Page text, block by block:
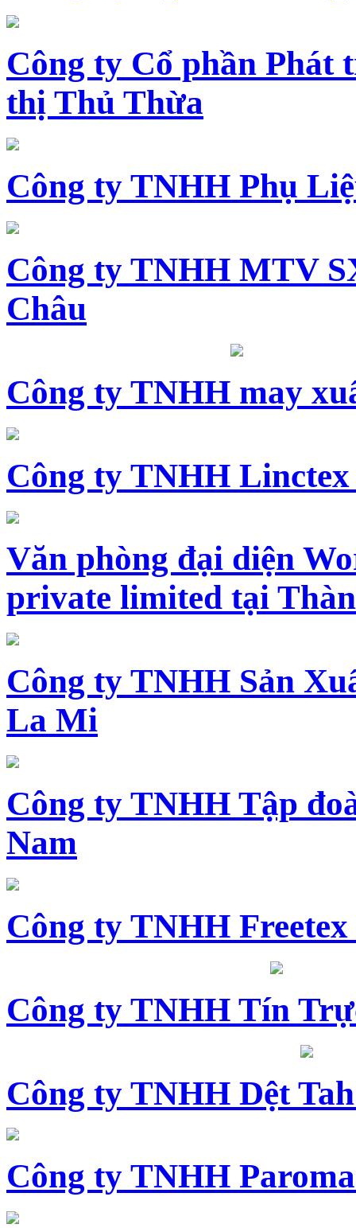
Công ty Cổ phần Phát
thị Thủ Thừa
Công ty TNHH Phụ
Công ty TNHH MTV
Châu
Công ty TNHH may
Công ty TNHH Linctex
Văn phòng đại diện
private limited tại
Công ty TNHH Sản
La Mi
Công ty TNHH Tập
Nam
Công ty TNHH
Công ty TNHH Tín
Công ty TNHH Dệt
Công ty TNHH